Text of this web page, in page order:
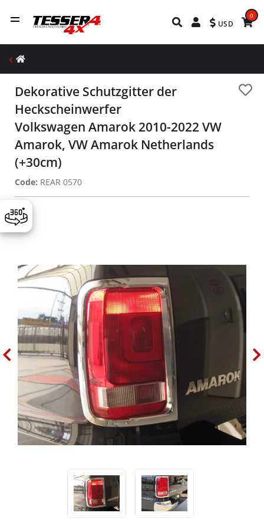
USD
0
Dekorative Schutzgitter der
Heckscheinwerfer
Volkswagen Amarok 2010-2022 VW
Amarok, VW Amarok Netherlands
(+30cm)
Code: REAR 0570